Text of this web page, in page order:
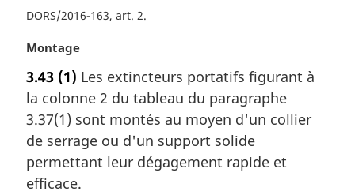
r
i
n
a
l
e
:
DORS/2016-163, art. 2
N
t
e
m
a
r
g
i
Montage
3.43 (1) Les extincteurs portatifs figurant à
la colonne 2 du tableau du paragraphe
3.37(1) sont montés au moyen d'un collier
de serrage ou d'un support solide
permettant leur dégagement rapide et
efficace.